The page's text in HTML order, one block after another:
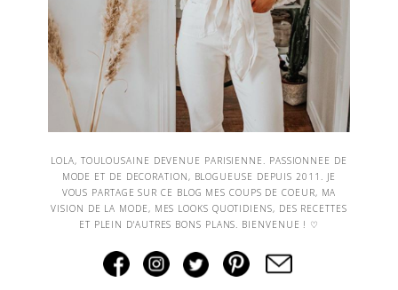
LOLA, TOULOUSAINE DEVENUE PARISIENNE. PASSIONNEE DE
MODE ET DE DECORATION, BLOGUEUSE DEPUIS 2011. JE
VOUS PARTAGE SUR CE BLOG MES COUPS DE COEUR, MA
VISION DE LA MODE, MES LOOKS QUOTIDIENS, DES RECETTES
ET PLEIN D'AUTRES BONS PLANS. BIENVENUE ! ♡